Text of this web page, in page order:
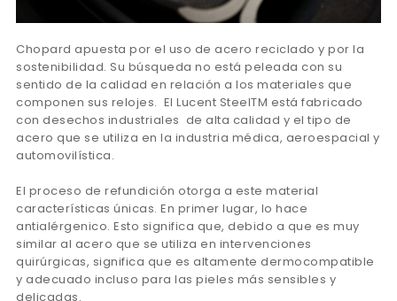
Chopard apuesta por el uso de acero reciclado y por la
sostenibilidad. Su búsqueda no está peleada con su
sentido de la calidad en relación a los materiales que
componen sus relojes. El Lucent SteelTM está fabricado
con desechos industriales de alta calidad y el tipo de
acero que se utiliza en la industria médica, aeroespacial y
automovilística.
El proceso de refundición otorga a este material
características únicas. En primer lugar, lo hace
antialérgenico. Esto significa que, debido a que es muy
similar al acero que se utiliza en intervenciones
quirúrgicas, significa que es altamente dermocompatible
y adecuado incluso para las pieles más sensibles y
delicadas.